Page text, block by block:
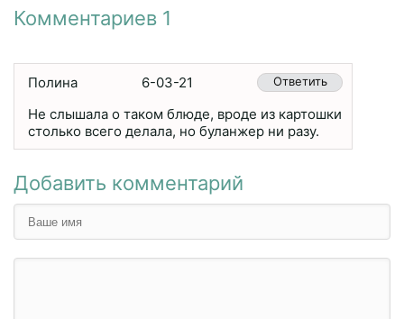
Комментариев 1
Полина 6-03-21 Ответить
Не слышала о таком блюде, вроде из картошки
столько всего делала, но буланжер ни разу.
Добавить комментарий